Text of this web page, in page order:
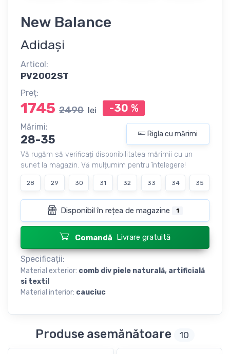
New Balance
Adidași
Articol:
PV2002ST
Preț:
1745 2490 lei -30 %
Mărimi:
28-35 Rigla cu mărimi
Vă rugăm să verificați disponibilitatea mărimii cu un
sunet la magazin. Vă mulțumim pentru întelegere!
28 29 30 31 32 33 34 35
Disponibil în rețea de magazine 1
Comandă Livrare gratuită
Specificații:
Material exterior: сomb div piele naturală, artificială
si textil
Material interior: cauciuc
Produse asemănătoare 10